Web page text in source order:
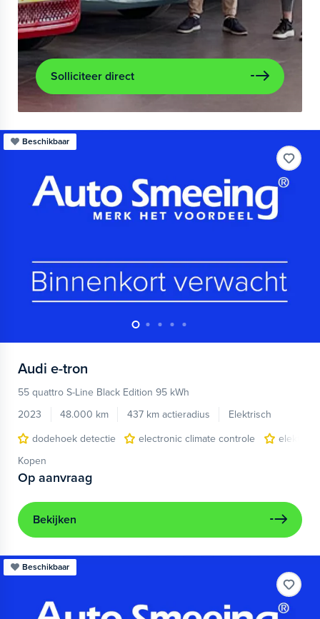
Solliciteer direct
Beschikbaar
Audi e-tron
55 quattro S-Line Black Edition 95 kWh
2023
48.000 km 437 km actieradius
Elektrisch
dodehoek detectie
electronic climate controle
Kopen
Op aanvraag
Bekijken
Beschikbaar